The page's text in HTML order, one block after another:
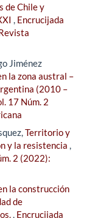
de Chile y
, Encrucijada
Jiménez
la zona austral –
(2010 –
17 Núm. 2
Territorio y
y la resistencia ,
2 (2022):
la construcción
de
, Encrucijada